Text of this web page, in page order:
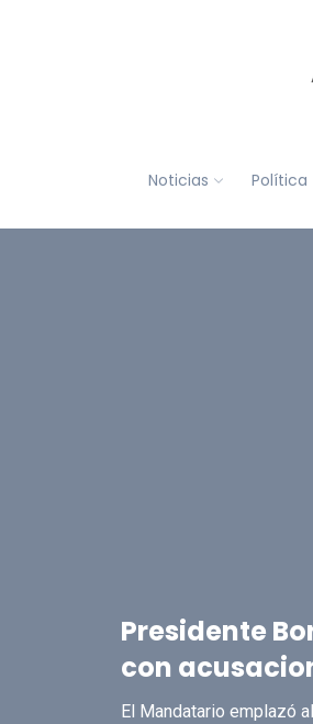
Noticias Política
Presidente
con
El Mandatario emplazó